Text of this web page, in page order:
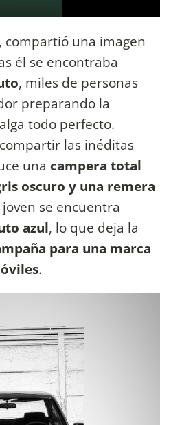
compartió una imagen
él se encontraba
, miles de personas
preparando la
todo perfecto.
las inéditas
una campera total
oscuro y una remera
joven se encuentra
azul, lo que deja la
para una marca
.